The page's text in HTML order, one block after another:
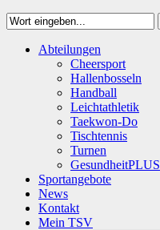
SuchenAbteilungen
Cheersport
Hallenbosseln
Handball
Leichtathletik
Taekwon-Do
Tischtennis
Turnen
GesundheitPLUS
Sportangebote
News
Kontakt
Mein TSV